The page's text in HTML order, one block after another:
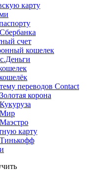
карту
счет
кошелек
переводов Contact
корона
Мир
карту